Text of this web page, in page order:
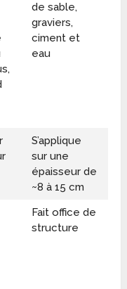
de sable,
graviers,
ciment et
eau
S’applique
sur une
épaisseur de
~8 à 15 cm
Fait office de
structure